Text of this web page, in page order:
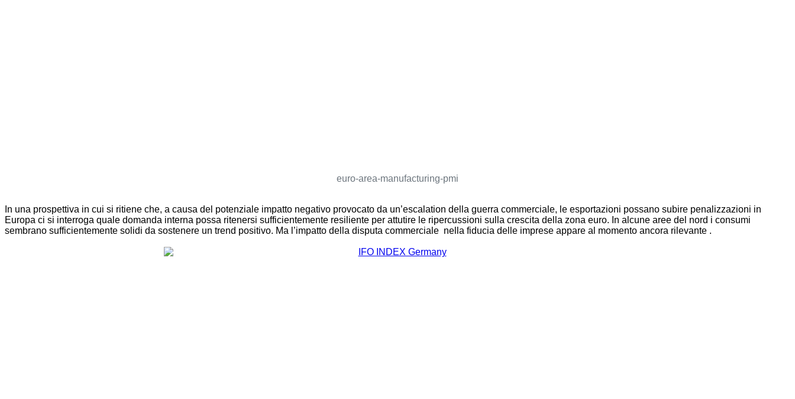
euro-area-manufacturing-pmi
In una prospettiva in cui si ritiene che, a causa del potenziale impatto negativo provocato da un’escalation della guerra commerciale, le esportazioni possano subire penalizzazioni in
Europa ci si interroga quale domanda interna possa ritenersi sufficientemente resiliente per attutire le ripercussioni sulla crescita della zona euro. In alcune aree del nord i consumi
sembrano sufficientemente solidi da sostenere un trend positivo. Ma l’impatto della disputa commerciale nella fiducia delle imprese appare al momento ancora rilevante .